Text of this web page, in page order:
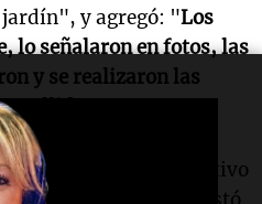
jardín", y agregó: "Los
lo señalaron en fotos, las
y se realizaron las
como órgano educativo